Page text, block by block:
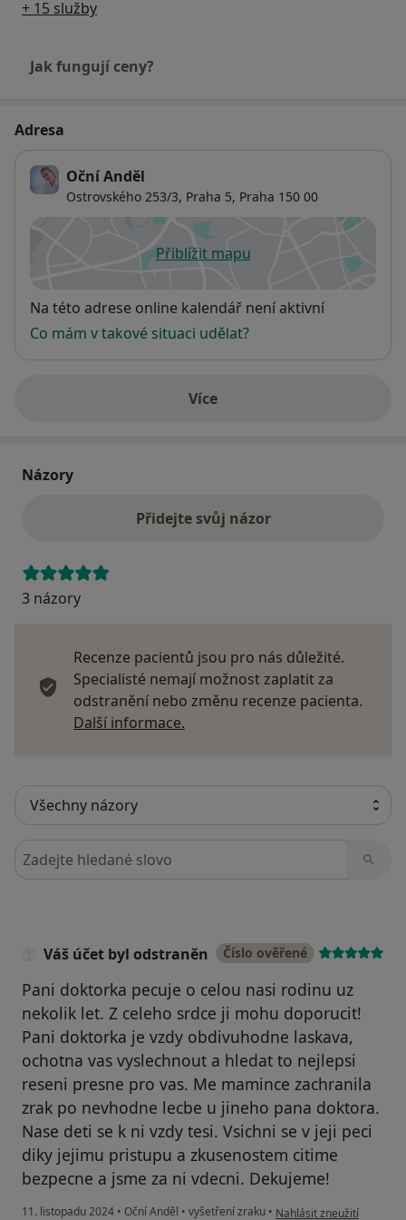
+ 15 služby
Jak fungují ceny?
Adresa
Oční Anděl
Ostrovského 253/3, Praha 5, Praha 150 00
Přiblížit mapuse otevře v nové záložce
Dostupnost
Na této adrese online kalendář není aktivní
Co mám v takové situaci udělat?
Víceo adrese
Názory
Přidejte svůj názor
3 názory
Recenze pacientů jsou pro nás důležité.
Specialisté nemají možnost zaplatit za
odstranění nebo změnu recenze pacienta.
Další informace.
Hledejte v názorech
Váš účet byl odstraněn Číslo ověřené
Pani doktorka pecuje o celou nasi rodinu uz
nekolik let. Z celeho srdce ji mohu doporucit!
Pani doktorka je vzdy obdivuhodne laskava,
ochotna vas vyslechnout a hledat to nejlepsi
reseni presne pro vas. Me mamince zachranila
zrak po nevhodne lecbe u jineho pana doktora.
Nase deti se k ni vzdy tesi. Vsichni se v jeji peci
diky jejimu pristupu a zkusenostem citime
bezpecne a jsme za ni vdecni. Dekujeme!
11. listopadu 2024 • Oční Anděl • vyšetření zraku • podle názoru uživatele
Nahlásit zneužití